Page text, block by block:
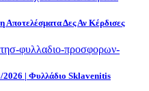
Δες Αν Κέρδισες
| Φυλλάδιο Sklavenitis